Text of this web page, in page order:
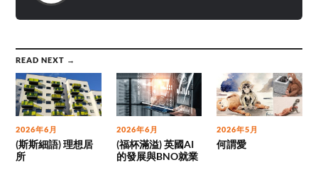
READ NEXT →
2026年6月
(斯斯細語) 理想居
所
2026年6月
(福杯滿溢) 英國AI
的發展與BNO就業
2026年5月
何謂愛